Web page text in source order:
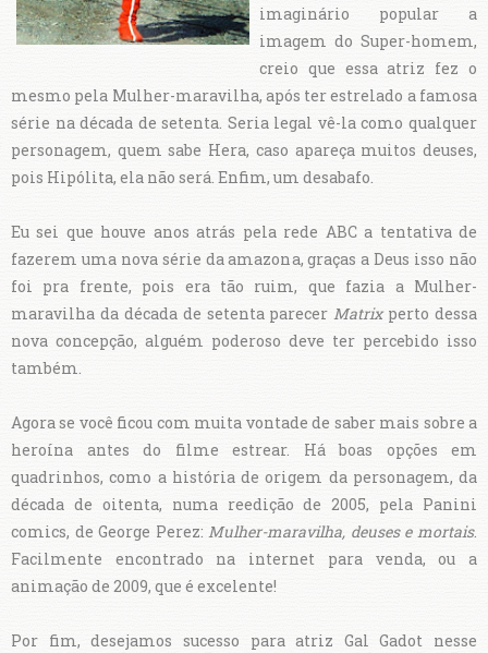
imaginário popular a
imagem do Super-homem,
creio que essa atriz fez o
mesmo pela Mulher-maravilha, após ter estrelado a famosa
série na década de setenta. Seria legal vê-la como qualquer
personagem, quem sabe Hera, caso apareça muitos deuses,
pois Hipólita, ela não será. Enfim, um desabafo.
Eu sei que houve anos atrás pela rede ABC a tentativa de
fazerem uma nova série da amazona, graças a Deus isso não
foi pra frente, pois era tão ruim, que fazia a Mulher-
maravilha da década de setenta parecerMatrixperto dessa
nova concepção, alguém poderoso deve ter percebido isso
também.
Agora se você ficou com muita vontade de saber mais sobre a
heroína antes do filme estrear. Há boas opções em
quadrinhos, como a história de origem da personagem, da
década de oitenta, numa reedição de 2005, pela Panini
comics, de George Perez:Mulher-maravilha, deuses e mortais.
Facilmente encontrado na internet para venda, ou a
animação de 2009, que é excelente!
Por fim, desejamos sucesso para atriz Gal Gadot nesse